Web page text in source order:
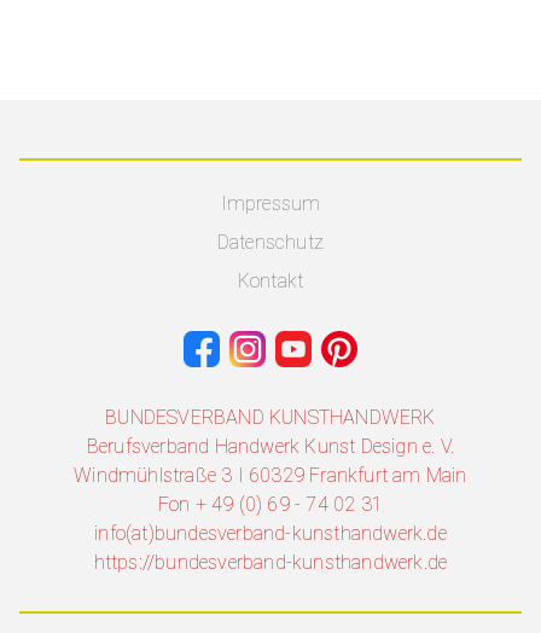
Impressum
Datenschutz
Kontakt
BUNDESVERBAND KUNSTHANDWERK
Berufsverband Handwerk Kunst Design e. V.
Windmühlstraße 3 I 60329 Frankfurt am Main
Fon + 49 (0) 69 - 74 02 31
info(at)bundesverband-kunsthandwerk.de
https://bundesverband-kunsthandwerk.de